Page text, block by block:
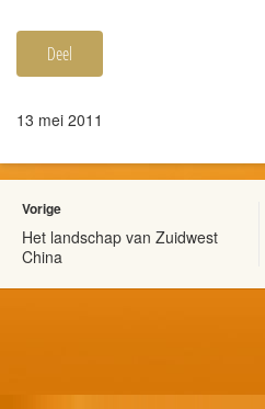
Deel
13 mei 2011
Vorige
Het landschap van Zuidwest
China